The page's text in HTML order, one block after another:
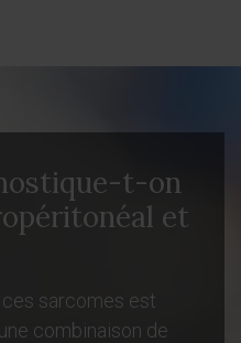
t-on
et
sarcomes est
combinaison de